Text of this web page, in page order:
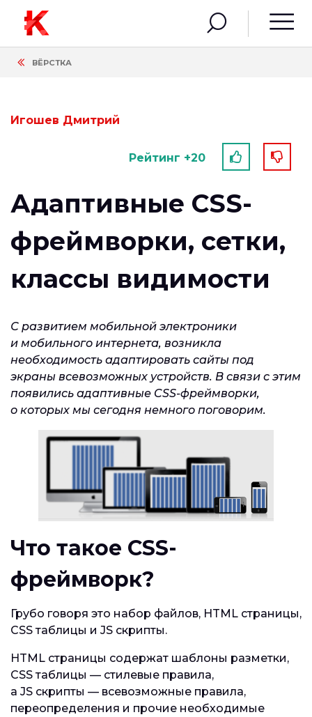
ВЁРСТКА
Игошев Дмитрий
Рейтинг +20
Адаптивные CSS-
фреймворки, сетки,
классы видимости
С развитием мобильной электроники
и мобильного интернета, возникла
необходимость адаптировать сайты под
экраны всевозможных устройств. В связи с этим
появились адаптивные CSS-фреймворки,
о которых мы сегодня немного поговорим.
Что такое CSS-
фреймворк?
Грубо говоря это набор файлов, HTML страницы,
CSS таблицы и JS скрипты.
HTML страницы содержат шаблоны разметки,
CSS таблицы — стилевые правила,
а JS скрипты — всевозможные правила,
переопределения и прочие необходимые